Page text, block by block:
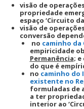
visão de
propriedade
espaço ‘Circuito
visão de
conversão
no caminho
empiricidade
Permanência;
do que é
no caminho do
existente no
formuladas de
a ter
interior ao